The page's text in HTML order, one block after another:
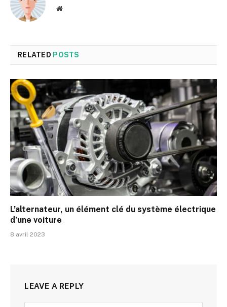
Website
RELATED POSTS
L’alternateur, un élément clé du système électrique
d’une voiture
8 avril 2023
LEAVE A REPLY